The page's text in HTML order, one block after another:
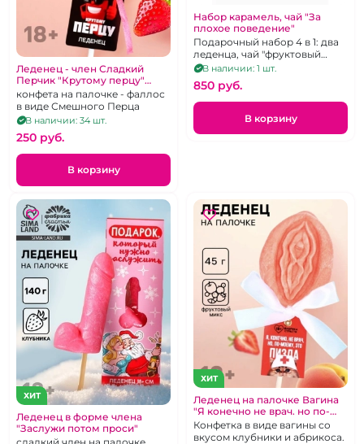
Леденец - член Сладкий
Перчик "Крутому перцу"
Клубничный
конфета на палочке - фаллос
в виде Смешного Перца
В наличии: 34 шт.
250 pуб.
В корзину
Набор карамель, чай "За
плохое поведение"
Подарочный набор 4 в 1: два
леденца, чай "фруктовый
микс", наручники
фиолетового цвета.
В наличии: 1 шт.
850 pуб.
В корзину
ХИТ
Леденец в форме члена
"Заслужи потом проси"
ХИТ
Леденец на палочке Вагина
"Я конечно не врач. но по-
моему это пизда"
Конфетка в виде вагины со
вкусом клубники и абрикоса.